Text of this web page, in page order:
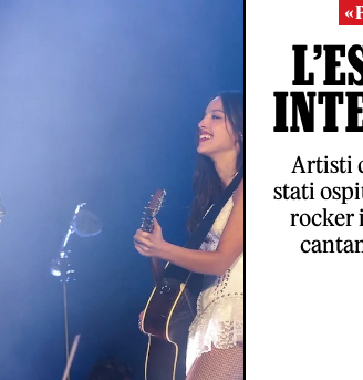
Artisti
stati
rocker